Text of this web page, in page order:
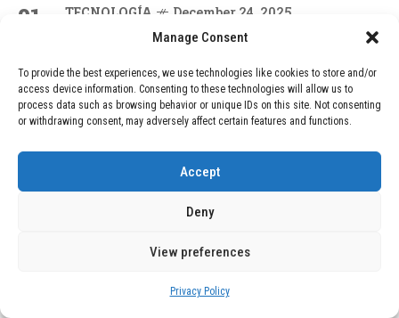
Manage Consent
To provide the best experiences, we use technologies like cookies to store and/or
access device information. Consenting to these technologies will allow us to
process data such as browsing behavior or unique IDs on this site. Not consenting
or withdrawing consent, may adversely affect certain features and functions.
Accept
Deny
View preferences
Privacy Policy
01 TECNOLOGÍA December 24, 2025
Vídeo impactante: BYD revela en
en apenas 5 minutos de carga
Motor de 800 W, rango de 45 km y
ruedas todo terreno: este scooter cuesta
solo 300 euros y representa una
adquisición impresionante
GAME se Une a la Oferta de Balizas V16